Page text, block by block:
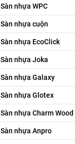
Sàn nhựa WPC
Sàn nhựa cuộn
Sàn nhựa EcoClick
Sàn nhựa Joka
Sàn nhựa Galaxy
Sàn nhựa Glotex
Sàn nhựa Charm Wood
Sàn nhựa Anpro